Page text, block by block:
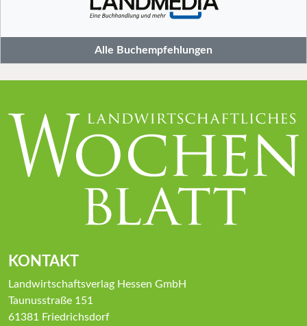
Alle Buchempfehlungen
KONTAKT
Landwirtschaftsverlag Hessen GmbH
Taunusstraße 151
61381 Friedrichsdorf